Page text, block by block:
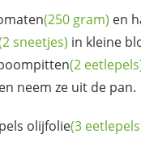
(250 gram) en
sneetjes) in kleine
(2
neem ze uit de pan.
olijfolie(3